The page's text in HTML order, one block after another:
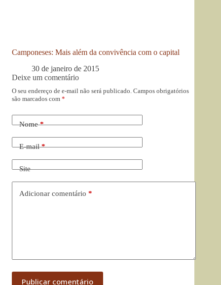
Camponeses: Mais além da convivência com o capital
30 de janeiro de 2015
Deixe um comentário
O seu endereço de e-mail não será publicado. Campos obrigatórios
são marcados com *
Nome*
E-mail*
Site
Adicionar comentário *
Publicar comentário